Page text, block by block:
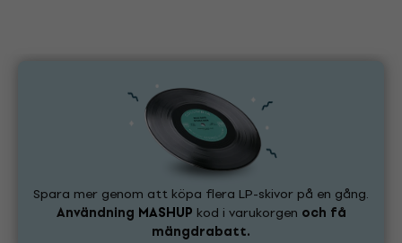
Spara mer genom att köpa flera LP-skivor på en gång.
Användning MASHUP kod i varukorgen och få
mängdrabatt.